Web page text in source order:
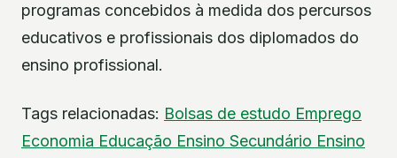
programas concebidos à medida dos percursos
educativos e profissionais dos diplomados do
ensino profissional.
Tags relacionadas: Bolsas de estudo Emprego
Economia Educação Ensino Secundário Ensino